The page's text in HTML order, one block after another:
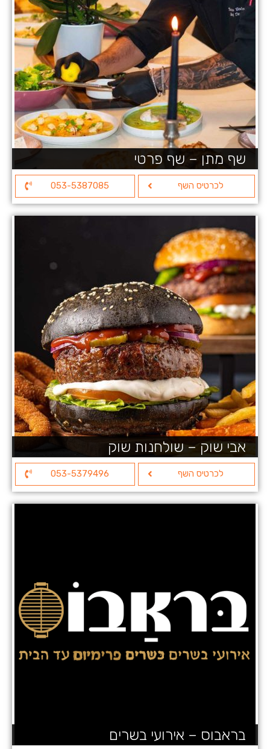
שף מתן – שף פרטי
לכרטיס השף 053-5387085
אבי שוק – שולחנות שוק
לכרטיס השף 053-5379496
בראבוס – אירועי בשרים